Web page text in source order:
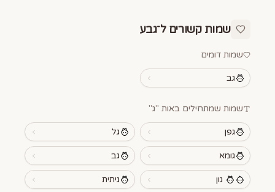
שמות קשורים ל־גבע
שמות דומים
גב
שמות שמתחילים באות "ג"
גפן גל
גומא גב
גון גיתית